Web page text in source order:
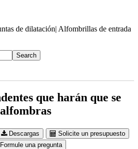
de dilatación| Alfombrillas de entrada
que harán que se
Descargas
Solicite un presupuesto
Formule una pregunta